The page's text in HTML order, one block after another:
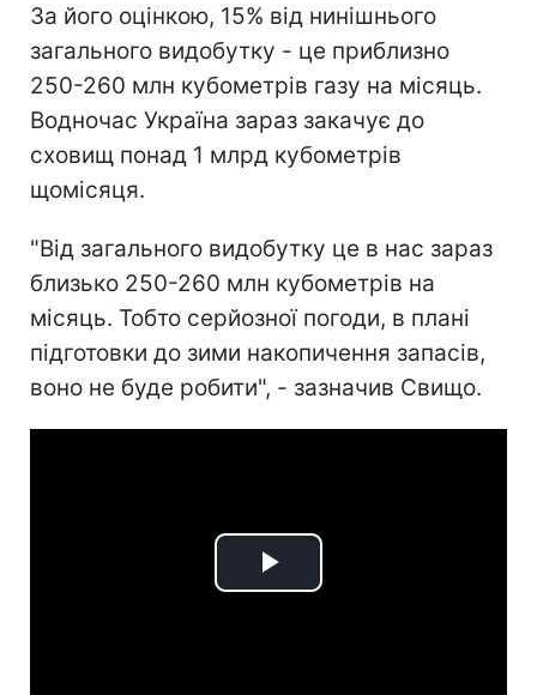
За його оцінкою, 15% від нинішнього
загального видобутку - це приблизно
250-260 млн кубометрів газу на місяць.
Водночас Україна зараз закачує до
сховищ понад 1 млрд кубометрів
щомісяця.
"Від загального видобутку це в нас зараз
близько 250-260 млн кубометрів на
місяць. Тобто серйозної погоди, в плані
підготовки до зими накопичення запасів,
воно не буде робити", - зазначив Свищо.
Play